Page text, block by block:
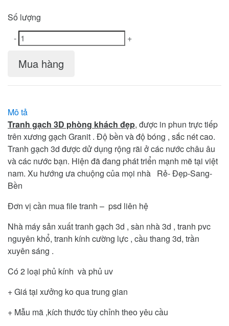
Số lượng
-
+
Mua hàng
Mô tả
Tranh gạch 3D phòng khách đẹp, được in phun trực tiếp
trên xương gạch Granit . Độ bền và độ bóng , sắc nét cao.
Tranh gạch 3d được dử dụng rộng rãi ở các nước châu âu
và các nước bạn. Hiện đã đang phát triển mạnh mẽ tại việt
nam. Xu hướng ưa chuộng của mọi nhà Rẻ- Đẹp-Sang-
Bền
Đơn vị cần mua file tranh – psd liên hệ
Nhà máy sản xuất tranh gạch 3d , sàn nhà 3d , tranh pvc
nguyên khổ, tranh kính cường lực , cầu thang 3d, trần
xuyên sáng .
Có 2 loại phủ kính và phủ uv
+ Giá tại xưởng ko qua trung gian
+ Mẫu mã ,kích thước tùy chỉnh theo yêu cầu